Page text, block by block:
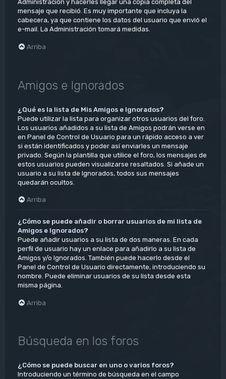
Administración y hacerles llegar una copia completa del
mensaje que recibió. Es muy importante que incluya la
cabecera, ya que contiene los datos del usuario que envió el
e-mail. La Administración tomará medidas.
Arriba
Amigos e Ignorados
¿Qué es la lista de Mis Amigos e Ignorados?
Puede utilizar la lista para organizar otros usuarios del foro.
Los usuarios añadidos a su lista de Amigos podrán verse en
en Panel de Control de Usuario para un rápido acceso a ver
si están identificados y poder así enviarles un mensaje
privado. Según la plantilla que utilice el foro, los mensajes de
estos usuarios pueden visualizarse resaltados. Si añade un
usuario a su lista de Ignorados, todos sus mensajes
quedarán ocultos.
Arriba
¿Cómo se puede añadir o borrar usuarios de mi lista de
Amigos e Ignorados?
Puede añadir usuarios a su lista de dos maneras. En cada
perfil de usuario hay un enlace para añadirlo a su lista de
Amigos y/o Ignorados. También puede hacerlo desde el
Panel de Control de Usuario directamente, introduciendo su
nombre. Puede eliminar usuarios de su lista desde esta
misma página.
Arriba
Búsqueda en los foros
¿Cómo se puede buscar en uno o varios foros?
Introduciendo un término de búsqueda en el campo